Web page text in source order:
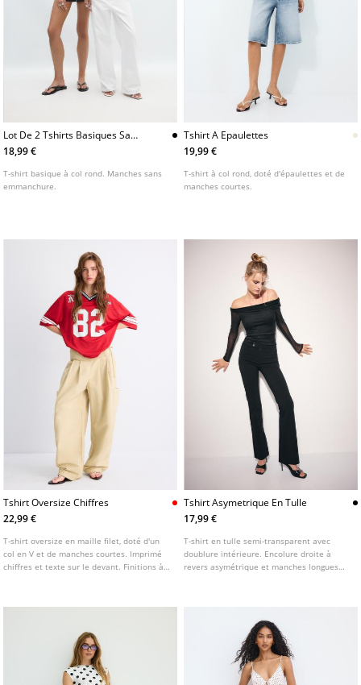
Lot De 2 Tshirts Basiques Sans
Manches
18,99 €
T-shirt basique à col rond. Manches sans
emmanchure.
Tshirt A Epaulettes
19,99 €
T-shirt à col rond, doté d'épaulettes et de
manches courtes.
Tshirt Oversize Chiffres
22,99 €
T-shirt oversize en maille filet, doté d'un
col en V et de manches courtes. Imprimé
chiffres et texte sur le devant. Finitions à
couleurs.
Tshirt Asymetrique En Tulle
17,99 €
T-shirt en tulle semi-transparent avec
doublure intérieure. Encolure droite à
revers asymétrique et manches longues